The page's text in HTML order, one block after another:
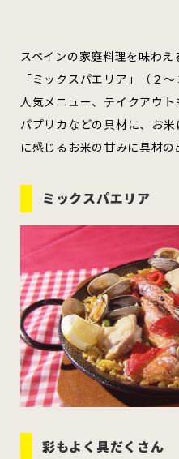
青森市 五所
むつ市 十和
八戸市
ホーム
スペインの家庭料理を味わえ
「ミックスパエリア」（２
人気メニュー、テイクアウ
パプリカなどの具材に、お
に感じるお米の甘みに具材の
ミックスパエリア
彩もよく具だくさん